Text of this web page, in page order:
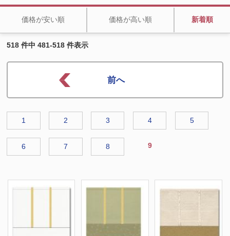
価格が安い順 価格が高い順 新着順
518 件中 481-518 件表示
1 2 3 4 5
6 7 8 9